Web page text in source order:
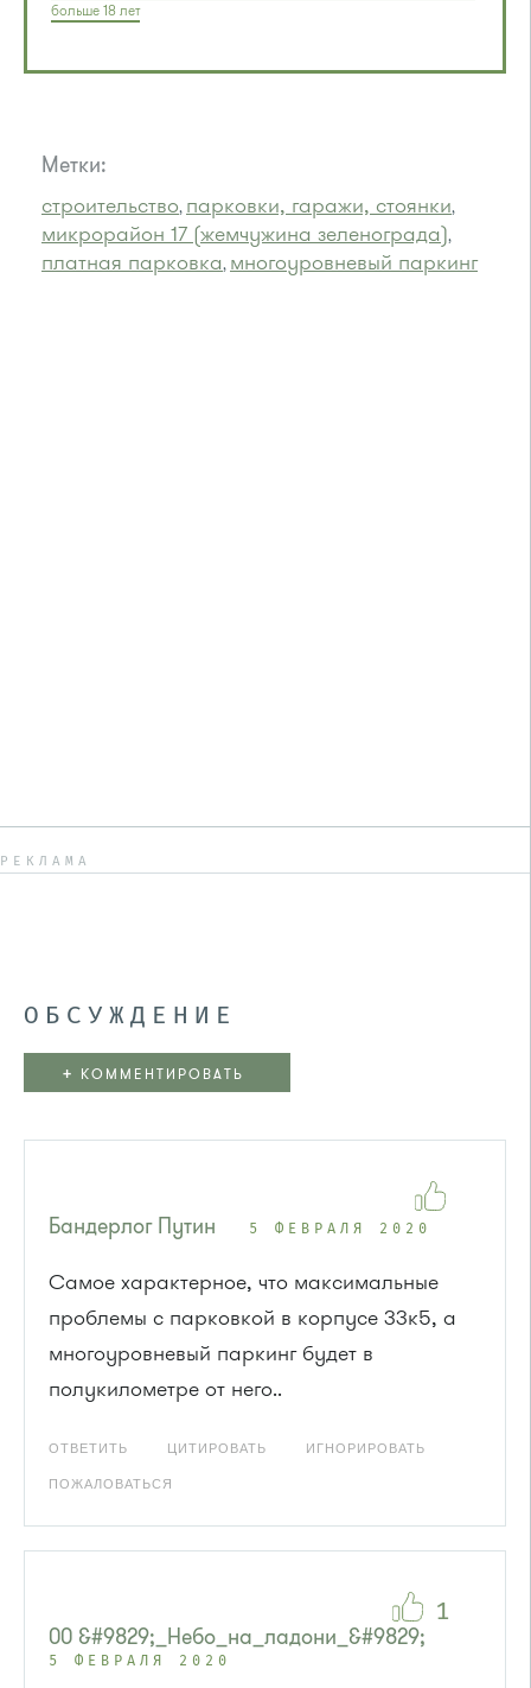
больше 18 лет
Метки:
строительство, парковки, гаражи, стоянки,
микрорайон 17 (жемчужина зеленограда),
платная парковка, многоуровневый паркинг
РЕКЛАМА
ОБСУЖДЕНИЕ
+ КОММЕНТИРОВАТЬ
Бандерлог Путин 5 ФЕВРАЛЯ 2020
Самое характерное, что максимальные
проблемы с парковкой в корпусе 33к5, а
многоуровневый паркинг будет в
полукилометре от него..
ОТВЕТИТЬ ЦИТИРОВАТЬ ИГНОРИРОВАТЬ
ПОЖАЛОВАТЬСЯ
00 &#9829;_Небо_на_ладони_&#9829;
5 ФЕВРАЛЯ 2020
1